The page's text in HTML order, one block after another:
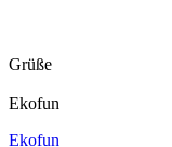
Grüße
Ekofun
Ekofun